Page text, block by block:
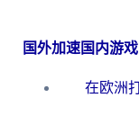
国外加速国内游戏